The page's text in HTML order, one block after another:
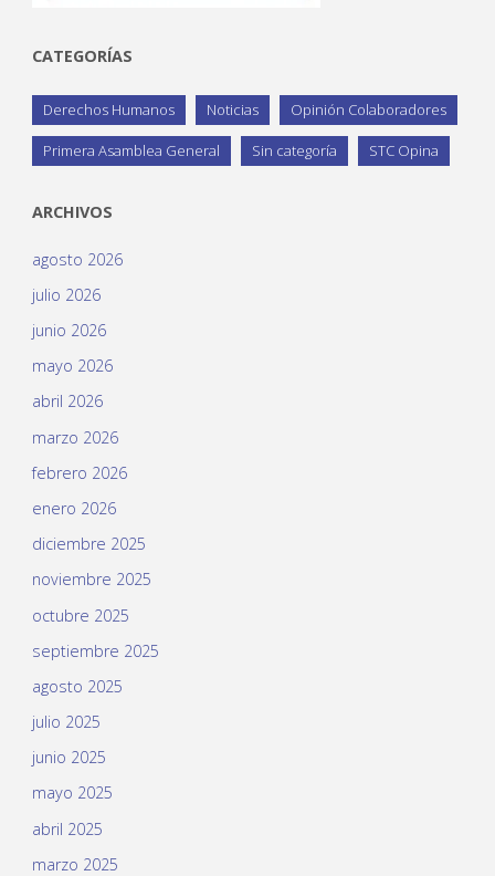
CATEGORÍAS
Derechos Humanos Noticias Opinión Colaboradores
Primera Asamblea General Sin categoría STC Opina
ARCHIVOS
agosto 2026
julio 2026
junio 2026
mayo 2026
abril 2026
marzo 2026
febrero 2026
enero 2026
diciembre 2025
noviembre 2025
octubre 2025
septiembre 2025
agosto 2025
julio 2025
junio 2025
mayo 2025
abril 2025
marzo 2025